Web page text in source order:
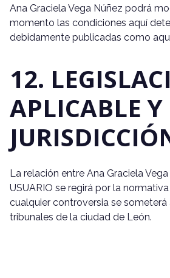
Ana Graciela Vega Núñez podrá
momento las condiciones aquí
debidamente publicadas como
12.
APLICABLE Y
La relación entre Ana Graciela
USUARIO se regirá por la
cualquier controversia se
tribunales de la ciudad de León.